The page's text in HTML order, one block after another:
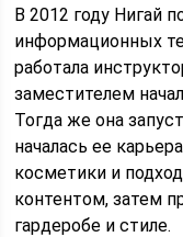
В 2012 году Нигай
информационных
работала
заместителем
Тогда же она
началась ее
косметики и
контентом, затем
гардеробе и стиле.